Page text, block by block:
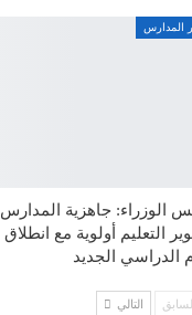
المدارس
الوزراء: جاهزية المدارس
التعليم أولوية مع انطلاق
الدراسي الجديد
التالي